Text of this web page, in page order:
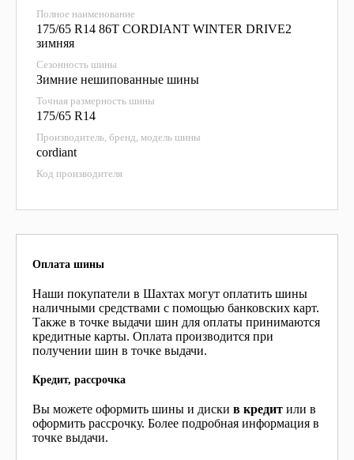
Полное наименование
175/65 R14 86T CORDIANT WINTER DRIVE2
зимняя
Сезонность шины
Зимние нешипованные шины
Точная размерность шины
175/65 R14
Производитель, бренд, модель шины
cordiant
Код производителя
Оплата шины
Наши покупатели в Шахтах могут оплатить шины
наличными средствами с помощью банковских карт.
Также в точке выдачи шин для оплаты принимаются
кредитные карты. Оплата производится при
получении шин в точке выдачи.
Кредит, рассрочка
Вы можете оформить шины и диски в кредит или в
оформить рассрочку. Более подробная информация в
точке выдачи.